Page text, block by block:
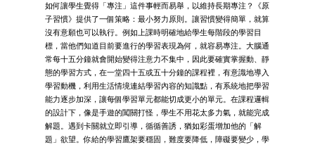
如何讓學生覺得「專注」這件事輕而易舉，以維持長期專注？《原
子習慣》提供了一個策略：最小努力原則。讓習慣變得簡單，就算
沒有意願也可以執行。例如上課時明確地給學生每階段的學習目
標，當他們知道目前要進行的學習表現為何，就容易專注。大腦通
常每十五分鐘就會開始變得注意力不集中，因此要確實掌握動、靜
態的學習方式，在一堂四十五或五十分鐘的課程裡，有意識地導入
學習動機，利用生活情境連結學習內容的知識點，有系統地把學習
能力逐步加深，讓每個學習單元都能切成更小的單元。在課程邏輯
的設計下，像是手遊的闖關打怪，學生不用花太多力氣，就能完成
解題。遇到卡關就立即引導，循循善誘，猶如彩蛋增加他的「解
題」欲望。你給的學習鷹架要穩固，難度要降低，障礙要變少，學